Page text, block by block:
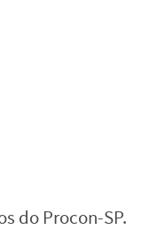
do Procon-SP.